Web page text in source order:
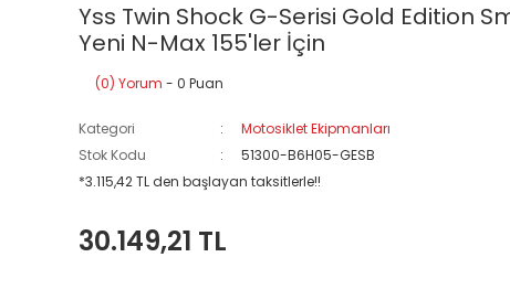
Yss Twin Shock G-Serisi Gold Edition
Yeni N-Max 155'ler İçin
(0) Yorum - 0 Puan
Kategori
Motosiklet Ekipmanları
Stok Kodu
51300-B6H05-GESB
*3.115,42 TL den başlayan taksitlerle!!
30.149,21 TL